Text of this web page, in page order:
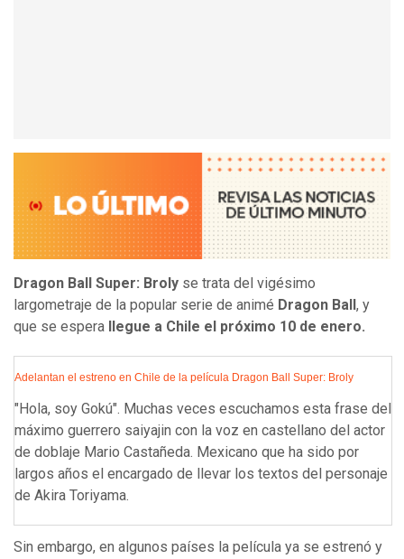
Dragon Ball Super: Broly se trata del vigésimo
largometraje de la popular serie de animé Dragon Ball , y
que se espera
llegue a Chile el próximo 10 de enero.
Adelantan el estreno en Chile de la película Dragon Ball Super: Broly
"Hola, soy Gokú". Muchas veces escuchamos esta frase del
máximo guerrero saiyajin con la voz en castellano del actor
de doblaje Mario Castañeda. Mexicano que ha sido por
largos años el encargado de llevar los textos del personaje
de Akira Toriyama.
Sin embargo, en algunos países la película ya se estrenó y